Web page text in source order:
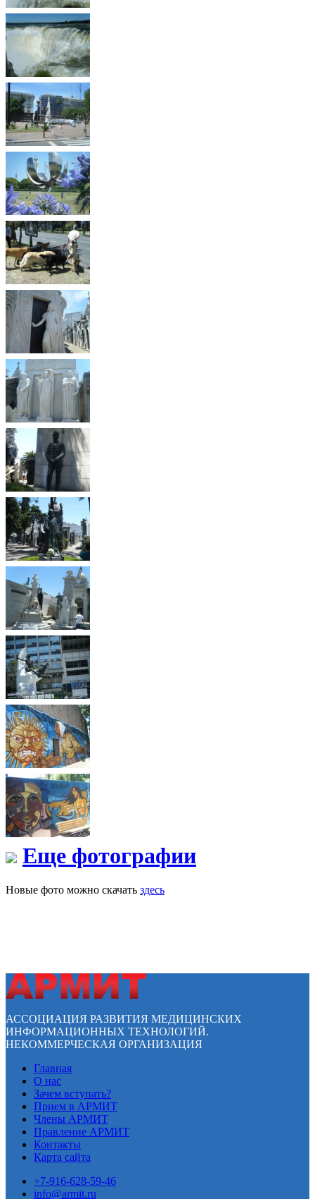
Еще фотографии
Новые фото можно скачать здесь
АССОЦИАЦИЯ РАЗВИТИЯ МЕДИЦИНСКИХ
ИНФОРМАЦИОННЫХ ТЕХНОЛОГИЙ.
НЕКОММЕРЧЕСКАЯ ОРГАНИЗАЦИЯ
Главная
О нас
Зачем вступать?
Прием в АРМИТ
Члены АРМИТ
Правление АРМИТ
Контакты
Карта сайта
+7-916-628-59-46
info@armit.ru